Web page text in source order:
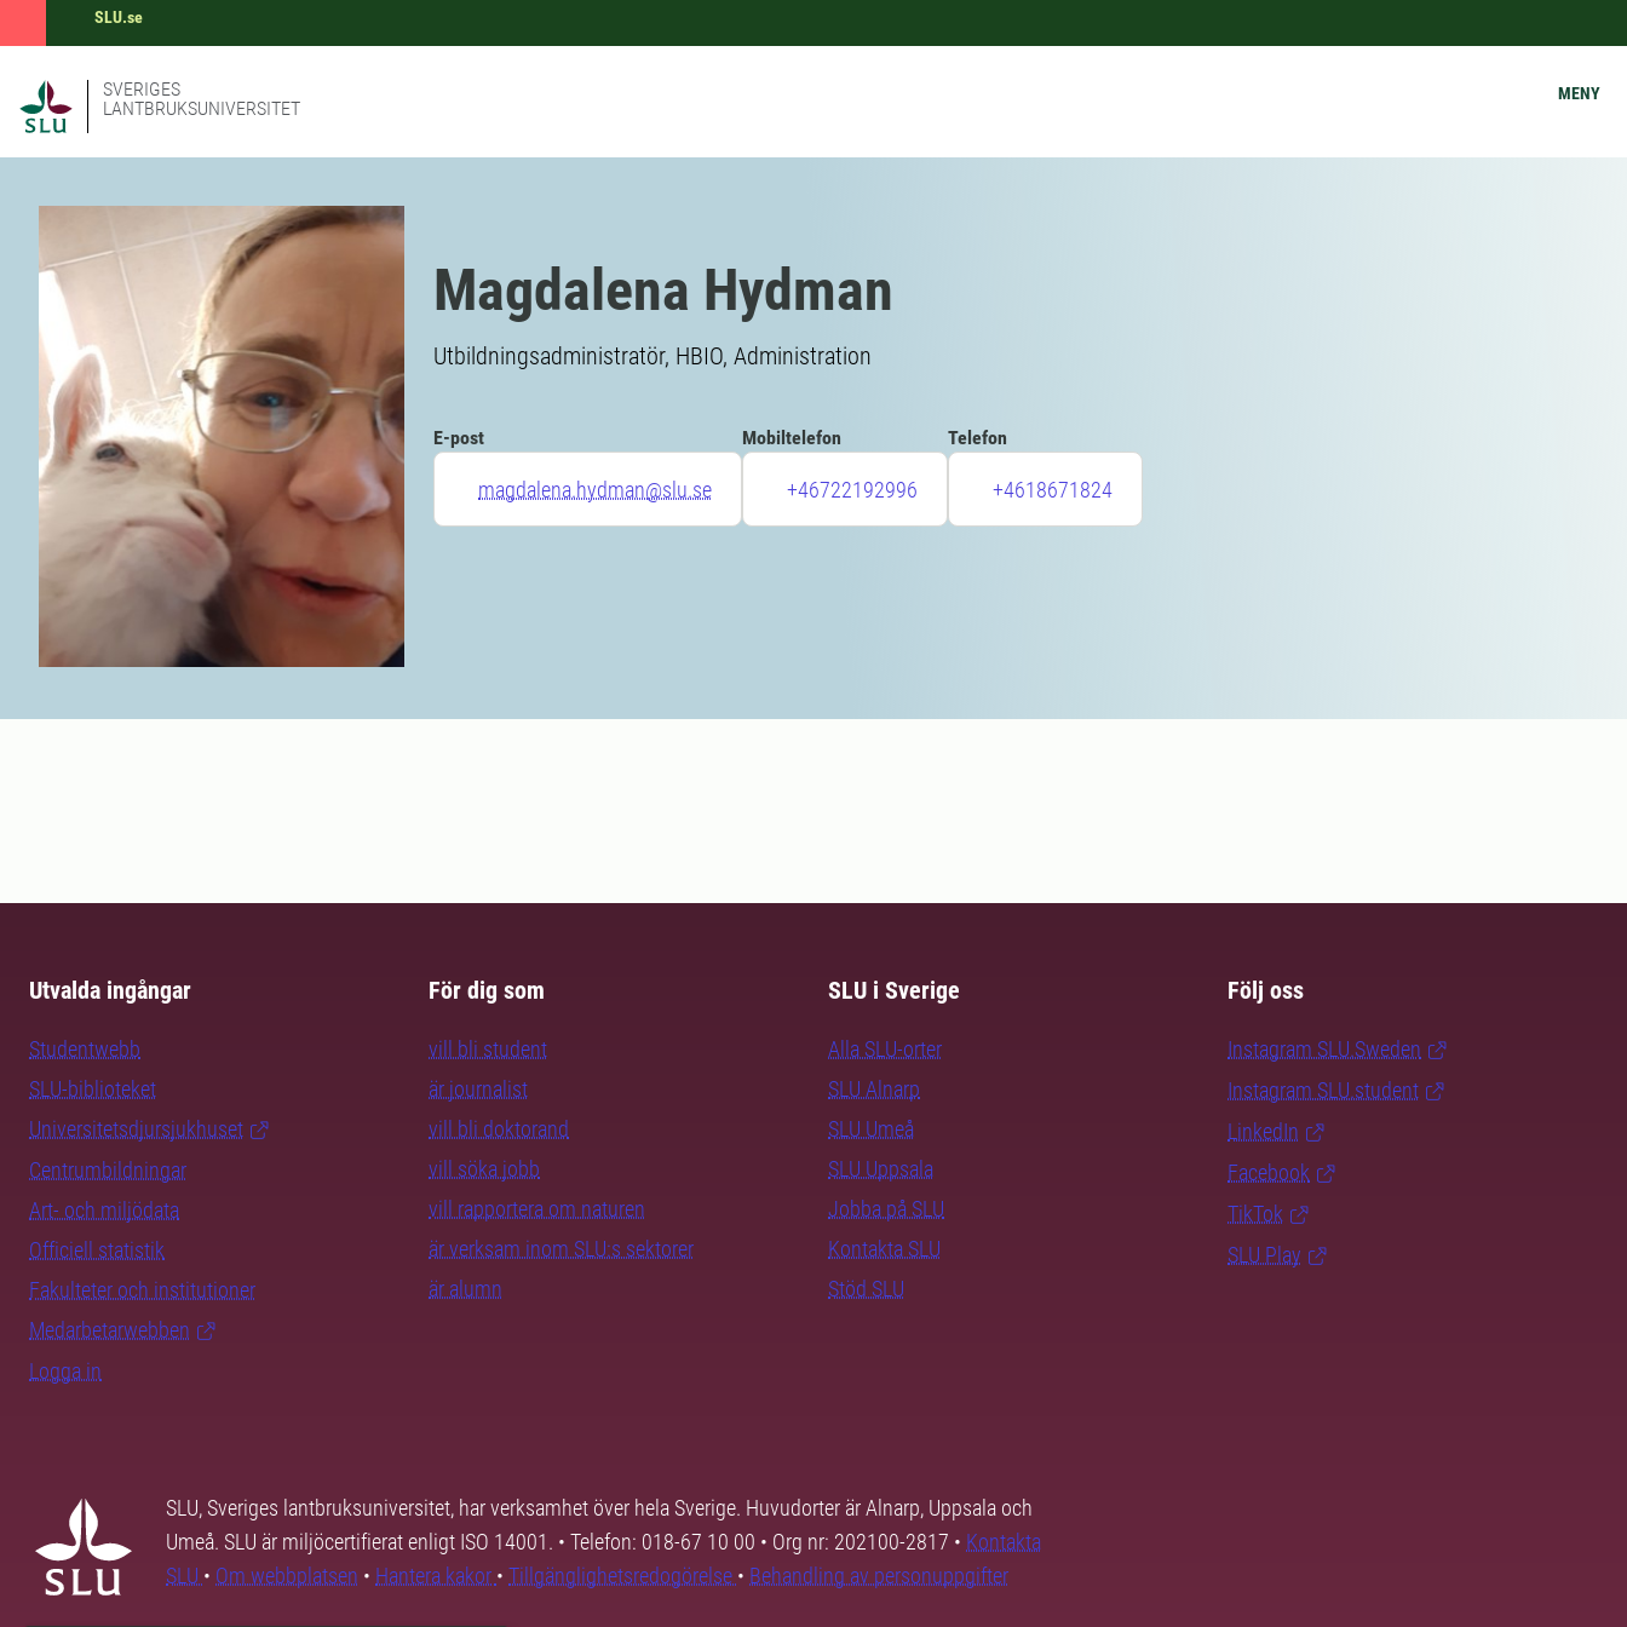
SLU.se
SVERIGES
LANTBRUKSUNIVERSITET
MENY
Magdalena Hydman
Utbildningsadministratör, HBIO, Administration
E-post
magdalena.hydman@slu.se
Mobiltelefon
+46722192996
Telefon
+4618671824
Utvalda ingångar
Studentwebb
SLU-biblioteket
Universitetsdjursjukhuset
Centrumbildningar
Art- och miljödata
Officiell statistik
Fakulteter och institutioner
Medarbetarwebben
Logga in
För dig som
vill bli student
är journalist
vill bli doktorand
vill söka jobb
vill rapportera om naturen
är verksam inom SLU:s sektorer
är alumn
SLU i Sverige
Alla SLU-orter
SLU Alnarp
SLU Umeå
SLU Uppsala
Jobba på SLU
Kontakta SLU
Stöd SLU
Följ oss
Instagram SLU.Sweden
Instagram SLU.student
LinkedIn
Facebook
TikTok
SLU Play
SLU, Sveriges lantbruksuniversitet, har verksamhet över hela Sverige. Huvudorter är Alnarp, Uppsala och
Umeå. SLU är miljöcertifierat enligt ISO 14001. • Telefon: 018-67 10 00 • Org nr: 202100-2817 • Kontakta
SLU • Om webbplatsen • Hantera kakor • Tillgänglighetsredogörelse • Behandling av personuppgifter